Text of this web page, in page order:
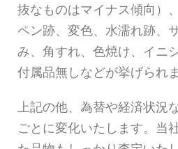
抜なものはマイナス傾向）
ペン跡、変色、水濡れ跡、
み、角すれ、色焼け、イニ
付属品無しなどが挙げられま
上記の他、為替や経済状況
ごとに変化いたします。当